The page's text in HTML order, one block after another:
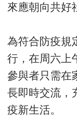
來應朝向共好
為符合防疫規
行，在周六上
參與者只需在
長即時交流，
疫新生活。